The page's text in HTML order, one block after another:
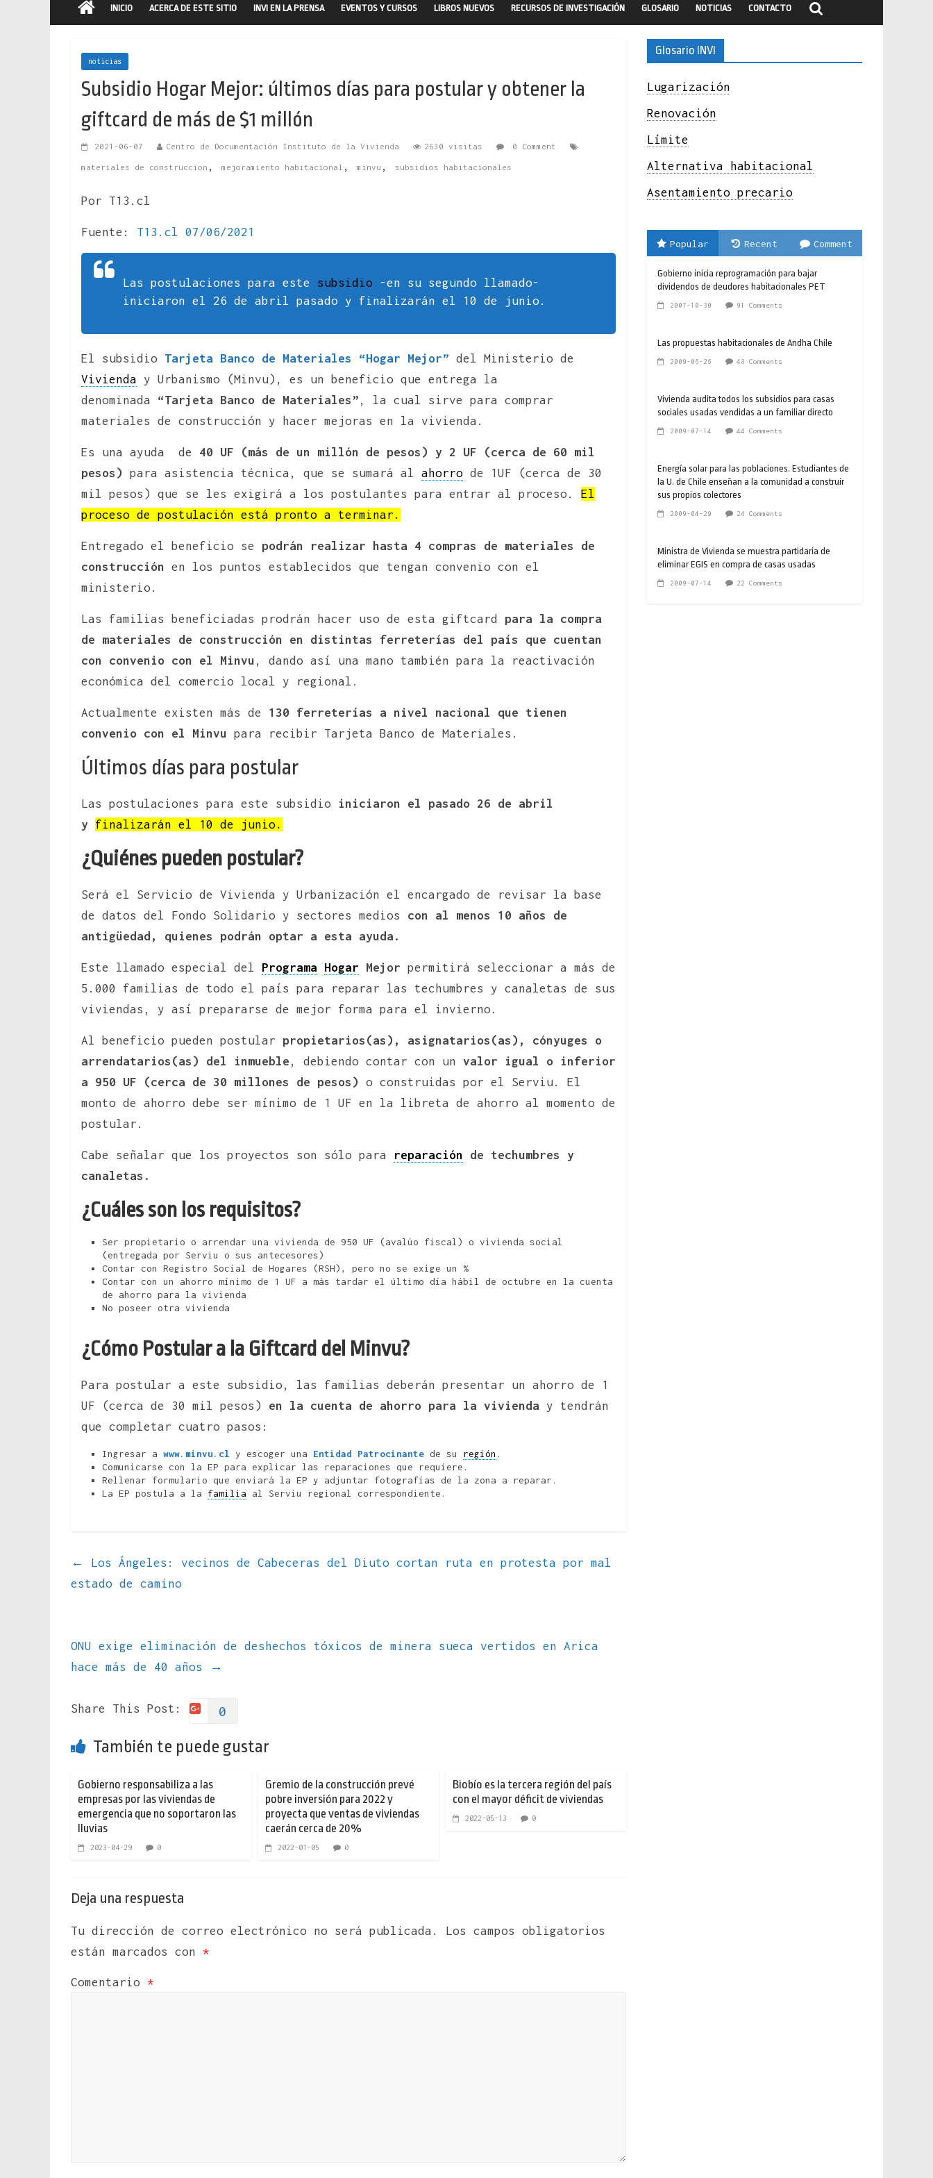
INICIO ACERCA DE ESTE SITIO INVI EN LA PRENSA EVENTOS Y CURSOS LIBROS NUEVOS RECURSOS DE INVESTIGACIÓN GLOSARIO NOTICIAS CONTACTO
noticias
Subsidio Hogar Mejor: últimos días para postular y obtener la
giftcard de más de $1 millón
2021-06-07 Centro de Documentación Instituto de la Vivienda 2630 visitas 0 Comment
materiales de construccion , mejoramiento habitacional , minvu , subsidios habitacionales
Por T13.cl
Fuente: T13.cl 07/06/2021
Las postulaciones para este subsidio -en su segundo llamado-
iniciaron el 26 de abril pasado y finalizarán el 10 de junio.
El subsidio Tarjeta Banco de Materiales “Hogar Mejor” del Ministerio de
Vivienda y Urbanismo (Minvu), es un beneficio que entrega la
denominada “Tarjeta Banco de Materiales” , la cual sirve para comprar
materiales de construcción y hacer mejoras en la vivienda.
Es una ayuda de 40 UF (más de un millón de pesos) y 2 UF (cerca de 60 mil
pesos) para asistencia técnica, que se sumará al ahorro de 1UF (cerca de 30
mil pesos) que se les exigirá a los postulantes para entrar al proceso. El
proceso de postulación está pronto a terminar.
Entregado el beneficio se podrán realizar hasta 4 compras de materiales de
construcción en los puntos establecidos que tengan convenio con el
ministerio.
Las familias beneficiadas prodrán hacer uso de esta giftcard para la compra
de materiales de construcción en distintas ferreterías del país que cuentan
con convenio con el Minvu , dando así una mano también para la reactivación
económica del comercio local y regional.
Actualmente existen más de 130 ferreterías a nivel nacional que tienen
convenio con el Minvu para recibir Tarjeta Banco de Materiales.
Últimos días para postular
Las postulaciones para este subsidio iniciaron el pasado 26 de abril
y finalizarán el 10 de junio.
¿Quiénes pueden postular?
Será el Servicio de Vivienda y Urbanización el encargado de revisar la base
de datos del Fondo Solidario y sectores medios con al menos 10 años de
antigüedad, quienes podrán optar a esta ayuda.
Este llamado especial del Programa Hogar Mejor permitirá seleccionar a más de
5.000 familias de todo el país para reparar las techumbres y canaletas de sus
viviendas, y así prepararse de mejor forma para el invierno.
Al beneficio pueden postular propietarios(as), asignatarios(as), cónyuges o
arrendatarios(as) del inmueble , debiendo contar con un valor igual o inferior
a 950 UF (cerca de 30 millones de pesos) o construidas por el Serviu. El
monto de ahorro debe ser mínimo de 1 UF en la libreta de ahorro al momento de
postular.
Cabe señalar que los proyectos son sólo para reparación de techumbres y
canaletas.
¿Cuáles son los requisitos?
Ser propietario o arrendar una vivienda de 950 UF (avalúo fiscal) o vivienda social
(entregada por Serviu o sus antecesores)
Contar con Registro Social de Hogares (RSH), pero no se exige un %
Contar con un ahorro mínimo de 1 UF a más tardar el último día hábil de octubre en la cuenta
de ahorro para la vivienda
No poseer otra vivienda
¿Cómo Postular a la Giftcard del Minvu?
Para postular a este subsidio, las familias deberán presentar un ahorro de 1
UF (cerca de 30 mil pesos) en la cuenta de ahorro para la vivienda y tendrán
que completar cuatro pasos:
Ingresar a www.minvu.cl y escoger una Entidad Patrocinante de su región .
Comunicarse con la EP para explicar las reparaciones que requiere.
Rellenar formulario que enviará la EP y adjuntar fotografías de la zona a reparar.
La EP postula a la familia al Serviu regional correspondiente.
←
Los Ángeles: vecinos de Cabeceras del Diuto cortan ruta en protesta por mal
estado de camino
ONU exige eliminación de deshechos tóxicos de minera sueca vertidos en Arica
hace más de 40 años
→
Share This Post: 0
También te puede gustar
Gobierno responsabiliza a las
empresas por las viviendas de
emergencia que no soportaron las
lluvias
2023-04-29 0
Gremio de la construcción prevé
pobre inversión para 2022 y
proyecta que ventas de viviendas
caerán cerca de 20%
2022-01-05 0
Biobío es la tercera región del país
con el mayor déficit de viviendas
2022-05-13 0
Deja una respuesta
Tu dirección de correo electrónico no será publicada.
Los campos obligatorios
están marcados con *
Comentario *
Glosario INVI
Lugarización
Renovación
Límite
Alternativa habitacional
Asentamiento precario
Popular Recent Comment
Gobierno inicia reprogramación para bajar
dividendos de deudores habitacionales PET
2007-10-30 91 Comments
Las propuestas habitacionales de Andha Chile
2009-06-26 48 Comments
Vivienda audita todos los subsidios para casas
sociales usadas vendidas a un familiar directo
2009-07-14 44 Comments
Energía solar para las poblaciones. Estudiantes de
la U. de Chile enseñan a la comunidad a construir
sus propios colectores
2009-04-29 24 Comments
Ministra de Vivienda se muestra partidaria de
eliminar EGIS en compra de casas usadas
2009-07-14 22 Comments